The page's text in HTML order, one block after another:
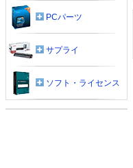
PCパーツ
サプライ
ソフト・ライセンス